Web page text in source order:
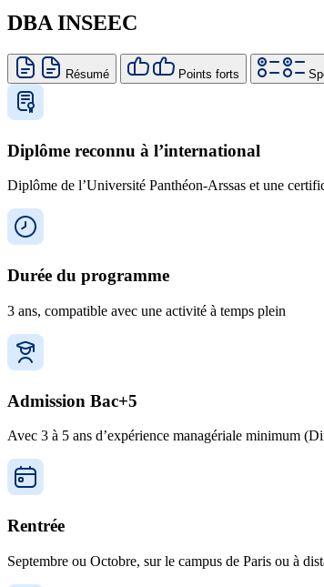
DBA INSEEC
Résumé Points forts
Diplôme reconnu à l’international
Diplôme de l’Université Panthéon-Arssas et une
Durée du programme
3 ans, compatible avec une activité à temps plein
Admission Bac+5
Avec 3 à 5 ans d’expérience managériale minimum
Rentrée
Septembre ou Octobre, sur le campus de Paris ou à